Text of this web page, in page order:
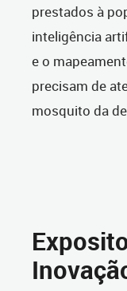
prestados à
inteligência
e o
precisam de
mosquito da